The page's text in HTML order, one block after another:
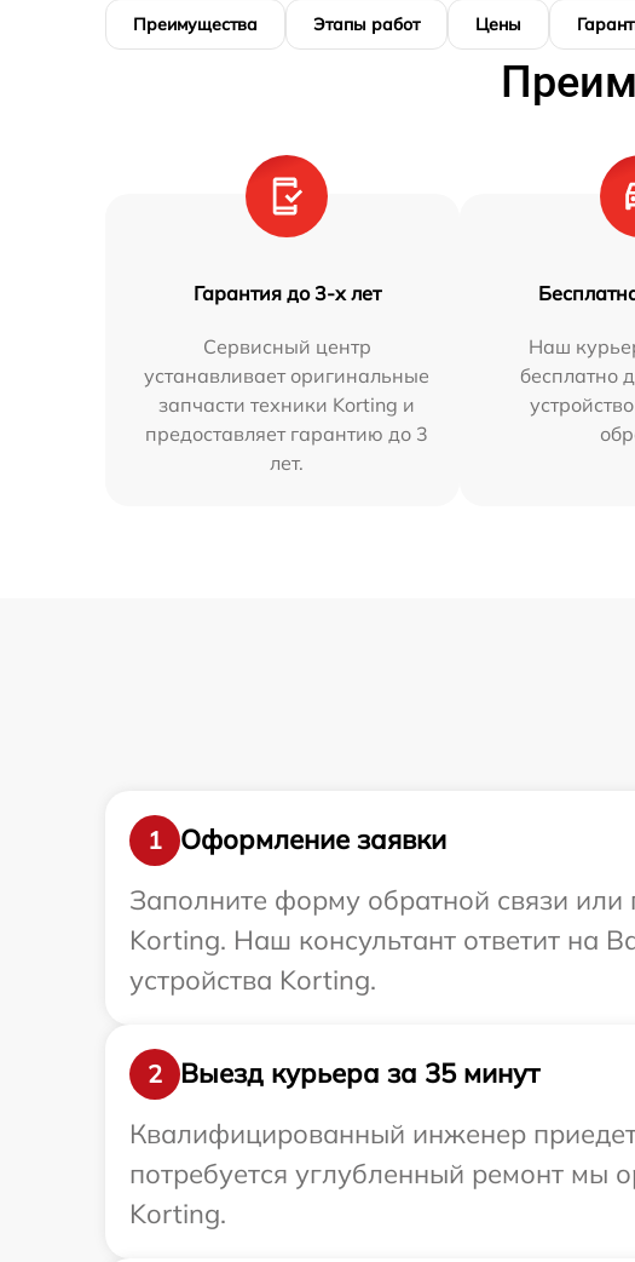
Преимущества Этапы работ Цены
Гарантия до 3-х лет
Сервисный центр
устанавливает оригинальные
запчасти техники Korting и
предоставляет гарантию до 3
лет.
Наш
бесплатно
1
Оформление заявки
Заполните форму обратной связи или
Korting. Наш консультант ответит на
устройства Korting.
2
Выезд курьера за 35 минут
Квалифицированный инженер
потребуется углубленный ремонт мы
Korting.